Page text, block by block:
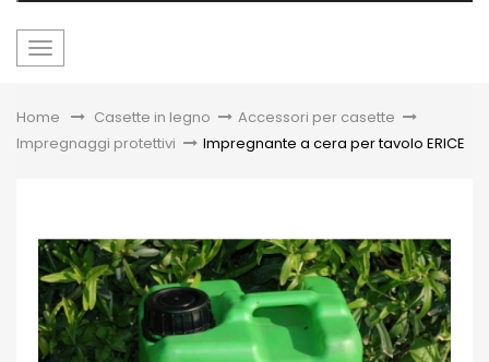
navigazione
Home &gt;Casette in legno > Accessori per casette >
Impregnaggi protettivi > Impregnante a cera per tavolo ERICE